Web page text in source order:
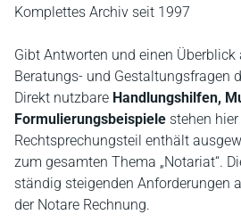
Komplettes Archiv seit 1997
Gibt Antworten und einen Überblick
Beratungs- und Gestaltungsfragen
Direkt nutzbare Handlungshilfen,
Formulierungsbeispiele stehen
Rechtsprechungsteil enthält
zum gesamten Thema „Notariat“.
ständig steigenden Anforderungen
der Notare Rechnung.